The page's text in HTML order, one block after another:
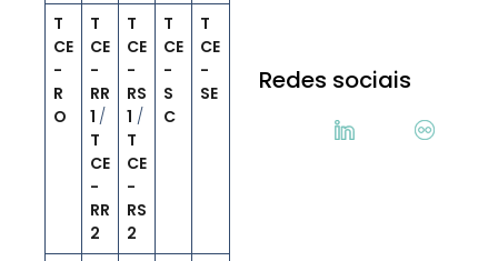
T
CE
-
R
O
T
CE
-
RR
1 /
T
CE
-
RR
2
T
CE
-
RS
1 /
T
CE
-
RS
2
T
CE
-
S
C
T
CE
-
SE
Redes sociais